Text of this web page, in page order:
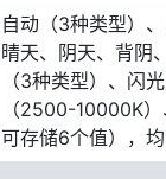
自动（3种类型）
晴天、阴天、背阴
（3种类型）、闪
（2500-10000K
可存储6个值），